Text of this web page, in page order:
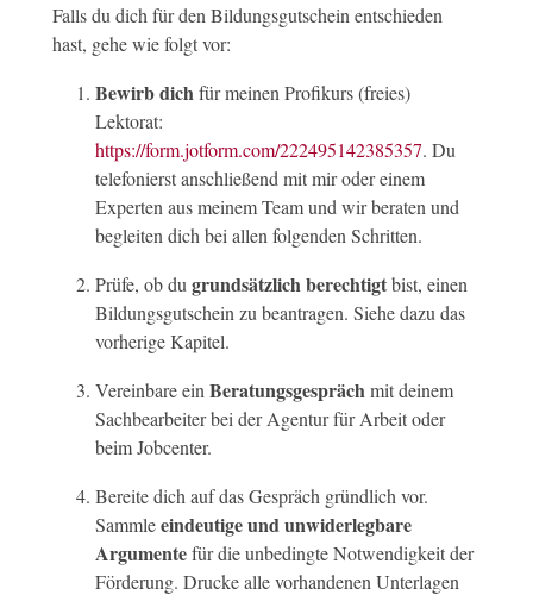
Falls du dich für den Bildungsgutschein entschieden
hast, gehe wie folgt vor:
Bewirb dich für meinen Profikurs (freies)
Lektorat:
https://form.jotform.com/222495142385357. Du
telefonierst anschließend mit mir oder einem
Experten aus meinem Team und wir beraten und
begleiten dich bei allen folgenden Schritten.
Prüfe, ob du grundsätzlich berechtigtbist, einen
Bildungsgutschein zu beantragen. Siehe dazu das
vorherige Kapitel.
Vereinbare ein Beratungsgespräch mit deinem
Sachbearbeiter bei der Agentur für Arbeit oder
beim Jobcenter.
Bereite dich auf das Gespräch gründlich vor.
Sammleeindeutige und unwiderlegbare
Argumentefür die unbedingte Notwendigkeit der
Förderung. Drucke alle vorhandenen Unterlagen